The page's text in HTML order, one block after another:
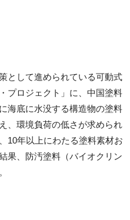
として進められている可動式
プロジェクト」に、中国塗料
海底に水没する構造物の塗料
、環境負荷の低さが求められ
10年以上にわたる塗料素材お
果、防汚塗料（バイオクリン